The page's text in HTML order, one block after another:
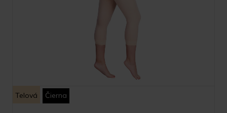
Telová Čierna